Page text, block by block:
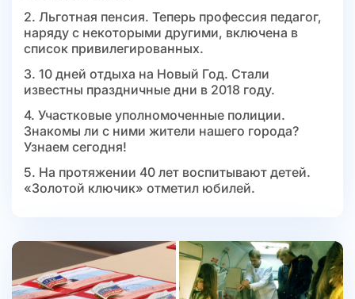
2. Льготная пенсия. Теперь профессия педагог,
наряду с некоторыми другими, включена в
список привилегированных.
3. 10 дней отдыха на Новый Год. Стали
известны праздничные дни в 2018 году.
4. Участковые уполномоченные полиции.
Знакомы ли с ними жители нашего города?
Узнаем сегодня!
5. На протяжении 40 лет воспитывают детей.
«Золотой ключик» отметил юбилей.